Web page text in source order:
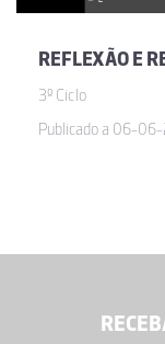
REFLEXÃO E
3º Ciclo
Publicado a 06-